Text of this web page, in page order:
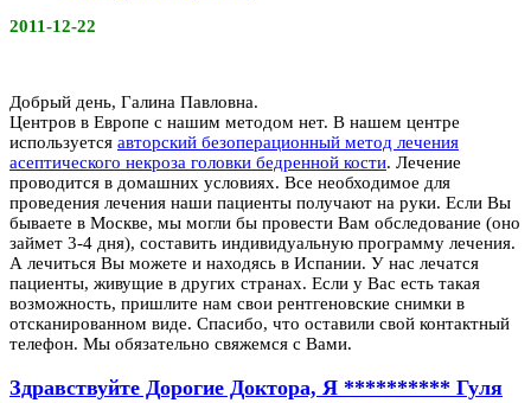
2011-12-22
Добрый день, Галина Павловна.
Центров в Европе с нашим методом нет. В нашем центре
используется авторский безоперационный метод лечения
асептического некроза головки бедренной кости. Лечение
проводится в домашних условиях. Все необходимое для
проведения лечения наши пациенты получают на руки. Если Вы
бываете в Москве, мы могли бы провести Вам обследование (оно
займет 3-4 дня), составить индивидуальную программу лечения.
А лечиться Вы можете и находясь в Испании. У нас лечатся
пациенты, живущие в других странах. Если у Вас есть такая
возможность, пришлите нам свои рентгеновские снимки в
отсканированном виде. Спасибо, что оставили свой контактный
телефон. Мы обязательно свяжемся с Вами.
Здравствуйте Дорогие Доктора, Я ********** Гуля